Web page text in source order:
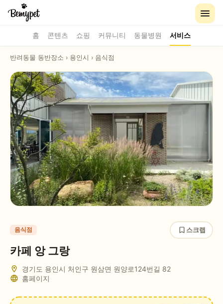
홈 콘텐츠 쇼핑 커뮤니티 동물병원 서비스
반려동물 동반장소 › 용인시 › 음식점
음식점 스크랩
카페 앙 그랑
경기도 용인시 처인구 원삼면 원양로124번길 82
홈페이지